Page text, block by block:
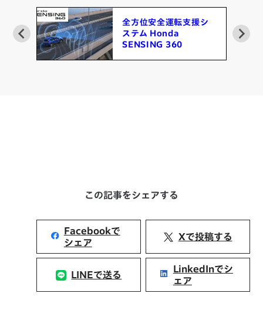
全方位安全運転支援シ
ステム Honda
SENSING 360
この記事をシェアする
Facebookで
シェア
Xで投稿する
LINEで送る
LinkedInでシ
ェア